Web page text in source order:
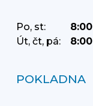
Po, st:
Út, čt, pá:
POKLADNA